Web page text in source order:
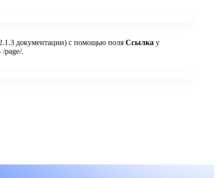
документации) с помощью поля Ссылка у
page/.